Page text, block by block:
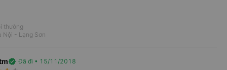
đi Lạng Sơn từ Hà Nội
Nội với giá thấp nhất tạiVeXeRe.com
thường
Nội - Lạng Sơn
verified Đã đi • 15/11/2018